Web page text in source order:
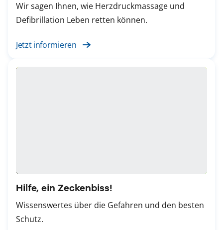
Wir sagen Ihnen, wie Herzdruckmassage und
Defibrillation Leben retten können.
Jetzt informieren
Hilfe, ein Zeckenbiss!
Wissenswertes über die Gefahren und den besten
Schutz.